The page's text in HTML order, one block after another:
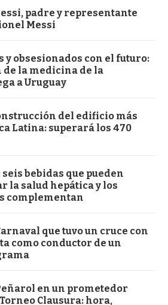
padre y representante
Messi
y obsesionados con el futuro:
de la medicina de la
a Uruguay
del edificio más
Latina: superará los 470
bebidas que pueden
la salud hepática y los
complementan
que tuvo un cruce con
como conductor de un
en un prometedor
Clausura: hora,